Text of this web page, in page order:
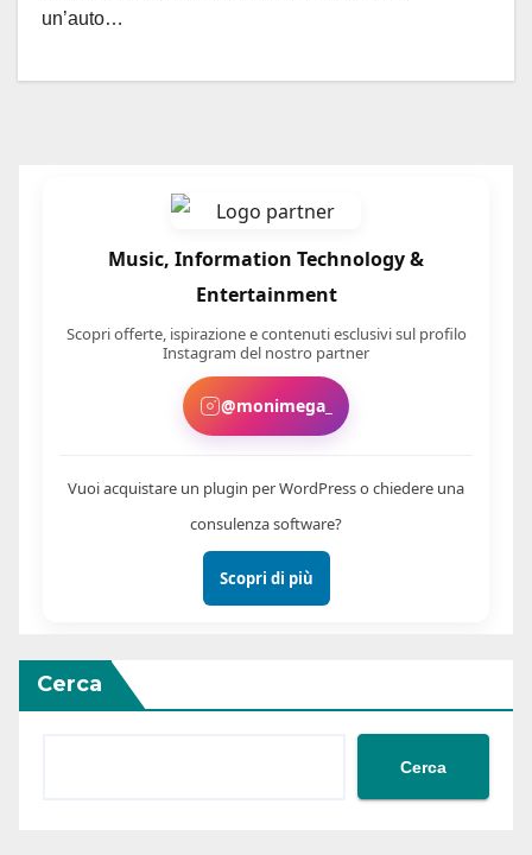
un’auto…
Cerca
Cerca
Music, Information Technology &
Entertainment
Scopri offerte, ispirazione e contenuti esclusivi sul profilo
Instagram del nostro partner
@monimega_
Vuoi acquistare un plugin per WordPress o chiedere una
consulenza software?
Scopri di più